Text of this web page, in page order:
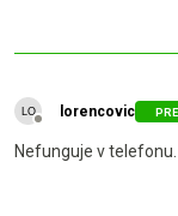
lorencovic
Nefunguje v telefonu.